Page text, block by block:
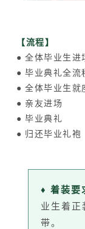
【流程】
● 全体毕业生进
● 毕业典礼全流
● 全体毕业生就
● 亲友进场
● 毕业典礼
● 归还毕业礼袍
♦ 着装要
业生着正
带。